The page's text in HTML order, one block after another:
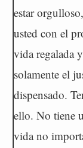
estar
usted con el
vida regalada
solamente el
dispensado.
ello. No tiene
vida no